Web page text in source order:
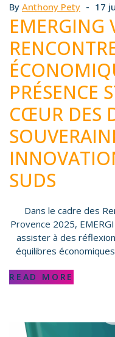
By Anthony Pety 17
EMERGING
PRÉSENCE
CŒUR DES
SUDS
Dans le cadre des
Provence 2025,
assister à des
équilibres
READ MORE